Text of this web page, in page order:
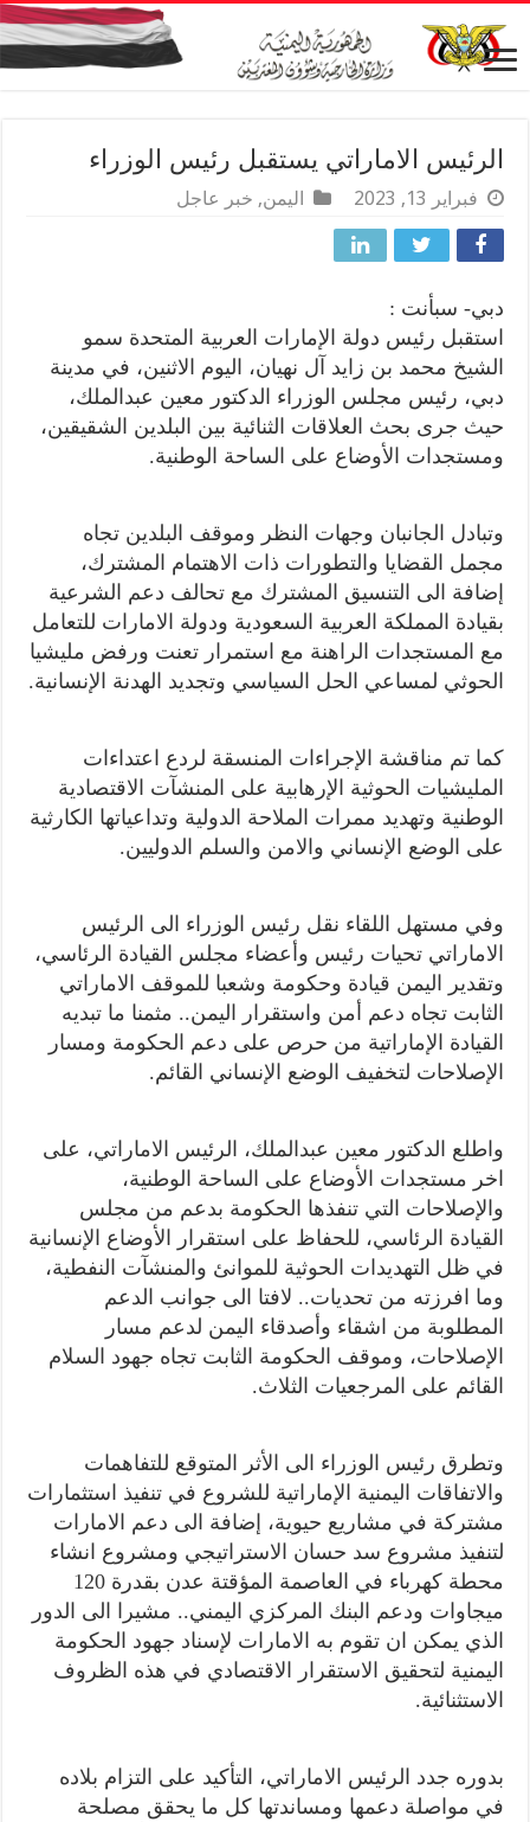
الرئيس الاماراتي يستقبل رئيس الوزراء
فبراير 13, 2023 اليمن, خبر عاجل
دبي- سبأنت :
استقبل رئيس دولة الإمارات العربية المتحدة سمو
الشيخ محمد بن زايد آل نهيان، اليوم الاثنين، في مدينة
دبي، رئيس مجلس الوزراء الدكتور معين عبدالملك،
حيث جرى بحث العلاقات الثنائية بين البلدين الشقيقين،
ومستجدات الأوضاع على الساحة الوطنية.
وتبادل الجانبان وجهات النظر وموقف البلدين تجاه
مجمل القضايا والتطورات ذات الاهتمام المشترك،
إضافة الى التنسيق المشترك مع تحالف دعم الشرعية
بقيادة المملكة العربية السعودية ودولة الامارات للتعامل
مع المستجدات الراهنة مع استمرار تعنت ورفض مليشيا
الحوثي لمساعي الحل السياسي وتجديد الهدنة الإنسانية.
كما تم مناقشة الإجراءات المنسقة لردع اعتداءات
المليشيات الحوثية الإرهابية على المنشآت الاقتصادية
الوطنية وتهديد ممرات الملاحة الدولية وتداعياتها الكارثية
على الوضع الإنساني والامن والسلم الدوليين.
وفي مستهل اللقاء نقل رئيس الوزراء الى الرئيس
الاماراتي تحيات رئيس وأعضاء مجلس القيادة الرئاسي،
وتقدير اليمن قيادة وحكومة وشعبا للموقف الاماراتي
الثابت تجاه دعم أمن واستقرار اليمن.. مثمنا ما تبديه
القيادة الإماراتية من حرص على دعم الحكومة ومسار
الإصلاحات لتخفيف الوضع الإنساني القائم.
واطلع الدكتور معين عبدالملك، الرئيس الاماراتي، على
اخر مستجدات الأوضاع على الساحة الوطنية،
والإصلاحات التي تنفذها الحكومة بدعم من مجلس
القيادة الرئاسي، للحفاظ على استقرار الأوضاع الإنسانية
في ظل التهديدات الحوثية للموانئ والمنشآت النفطية،
وما افرزته من تحديات.. لافتا الى جوانب الدعم
المطلوبة من اشقاء وأصدقاء اليمن لدعم مسار
الإصلاحات، وموقف الحكومة الثابت تجاه جهود السلام
القائم على المرجعيات الثلاث.
وتطرق رئيس الوزراء الى الأثر المتوقع للتفاهمات
والاتفاقات اليمنية الإماراتية للشروع في تنفيذ استثمارات
مشتركة في مشاريع حيوية، إضافة الى دعم الامارات
لتنفيذ مشروع سد حسان الاستراتيجي ومشروع انشاء
محطة كهرباء في العاصمة المؤقتة عدن بقدرة 120
ميجاوات ودعم البنك المركزي اليمني.. مشيرا الى الدور
الذي يمكن ان تقوم به الامارات لإسناد جهود الحكومة
اليمنية لتحقيق الاستقرار الاقتصادي في هذه الظروف
الاستثنائية.
بدوره جدد الرئيس الاماراتي، التأكيد على التزام بلاده
في مواصلة دعمها ومساندتها كل ما يحقق مصلحة